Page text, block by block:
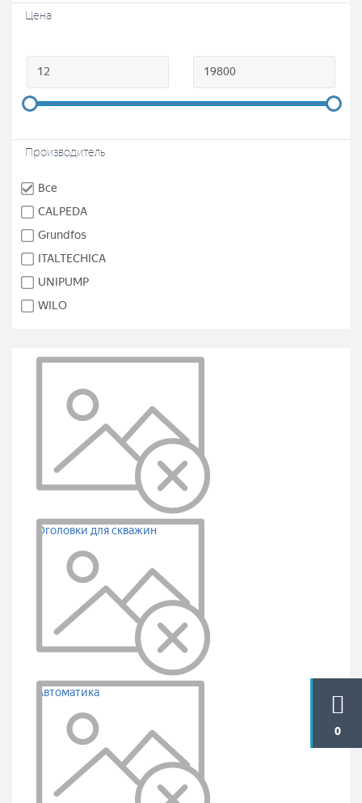
0
Цена
Производитель
Все
CALPEDA
Grundfos
ITALTECHICA
UNIPUMP
WILO
Оголовки для скважин
Автоматика